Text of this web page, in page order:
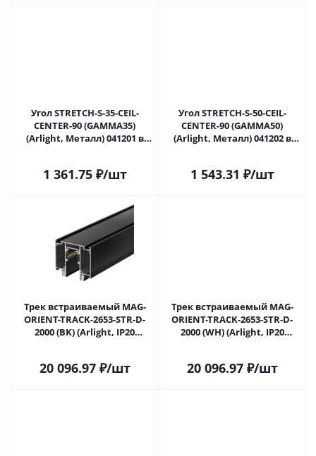
Угол STRETCH-S-35-CEIL-
CENTER-90 (GAMMA35)
(Arlight, Металл) 041201 в
1 361.75₽/шт
Угол STRETCH-S-50-CEIL-
CENTER-90 (GAMMA50)
(Arlight, Металл) 041202 в
1 543.31 ₽/шт
Трек встраиваемый MAG-
ORIENT-TRACK-2653-STR-D-
2000 (BK) (Arlight, IP20
20 096.97₽/шт
Трек встраиваемый MAG-
ORIENT-TRACK-2653-STR-D-
2000 (WH) (Arlight, IP20
20 096.97₽/шт